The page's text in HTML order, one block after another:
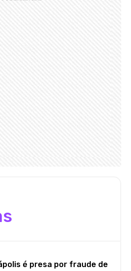
é presa por fraude de